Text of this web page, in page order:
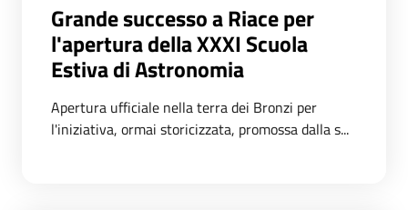
Grande successo a Riace per
l'apertura della XXXI Scuola
Estiva di Astronomia
Apertura ufficiale nella terra dei Bronzi per
l'iniziativa, ormai storicizzata, promossa dalla s...